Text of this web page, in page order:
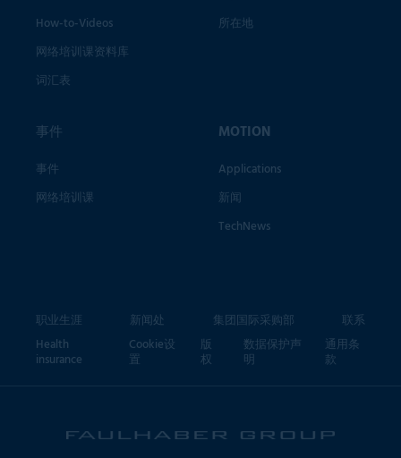
How-to-Videos
网络培训课资料库
词汇表
所在地
事件
事件
网络培训课
MOTION
Applications
新闻
TechNews
职业生涯 新闻处 集团国际采购部
联系
Health
insurance
Cookie设
置
版
权
数据保护声
明
通用条
款